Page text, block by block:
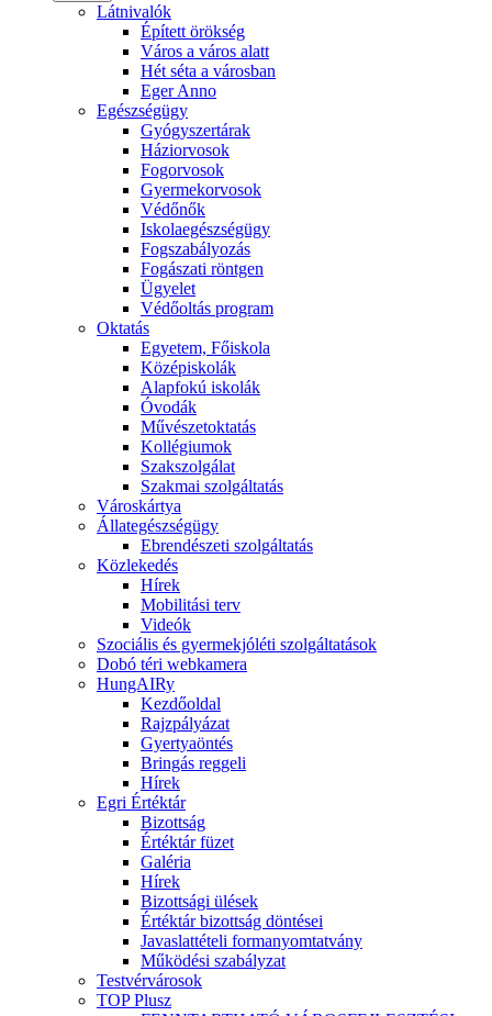
Látnivalók
Épített örökség
Város a város alatt
Hét séta a városban
Eger Anno
Egészségügy
Gyógyszertárak
Háziorvosok
Fogorvosok
Gyermekorvosok
Védőnők
Iskolaegészségügy
Fogszabályozás
Fogászati röntgen
Ügyelet
Védőoltás program
Oktatás
Egyetem, Főiskola
Középiskolák
Alapfokú iskolák
Óvodák
Művészetoktatás
Kollégiumok
Szakszolgálat
Szakmai szolgáltatás
Városkártya
Állategészségügy
Ebrendészeti szolgáltatás
Közlekedés
Hírek
Mobilitási terv
Videók
Szociális és gyermekjóléti szolgáltatások
Dobó téri webkamera
HungAIRy
Kezdőoldal
Rajzpályázat
Gyertyaöntés
Bringás reggeli
Hírek
Egri Értéktár
Bizottság
Értéktár füzet
Galéria
Hírek
Bizottsági ülések
Értéktár bizottság döntései
Javaslattételi formanyomtatvány
Működési szabályzat
Testvérvárosok
TOP Plusz